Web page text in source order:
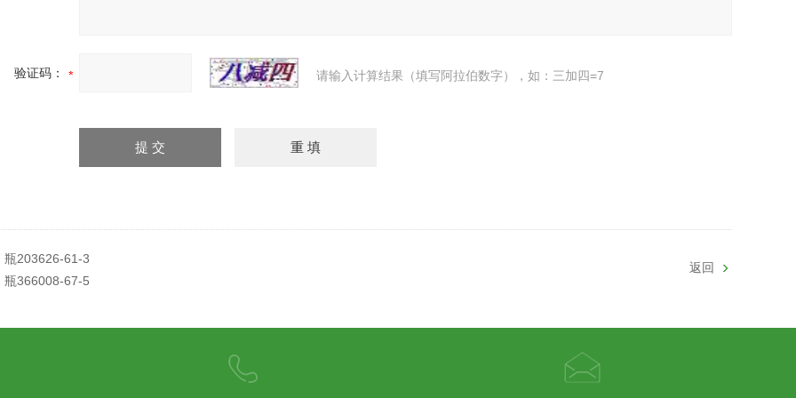
验证码： 请输入计算结果（填写阿拉伯数字），如：三加四=7
瓶203626-61-3
瓶366008-67-5
返回